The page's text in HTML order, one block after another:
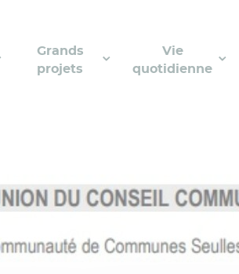
Grands
projets
Vie
quotidienne